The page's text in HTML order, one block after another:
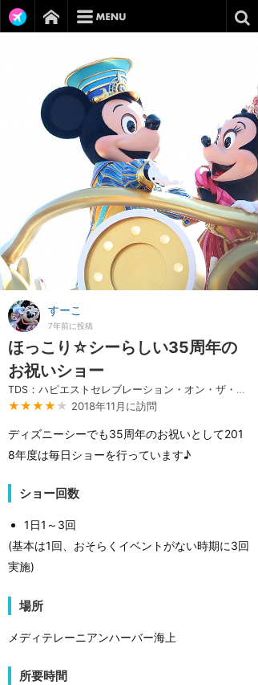
すーこ
7年前に投稿
ほっこり☆シーらしい35周年の
お祝いショー
TDS：ハピエストセレブレーション・オン・ザ・シー
★★★★ ★ 2018年11月に訪問
ディズニーシーでも35周年のお祝いとして201
8年度は毎日ショーを行っています♪
ショー回数
1日1～3回
(基本は1回、おそらくイベントがない時期に3回
実施)
場所
メディテレーニアンハーバー海上
所要時間